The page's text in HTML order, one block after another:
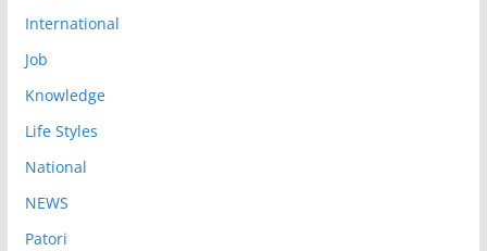
International
Job
Knowledge
Life Styles
National
NEWS
Patori